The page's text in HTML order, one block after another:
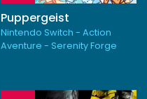
Puppergeist
Nintendo Switch - Action
Aventure - Serenity Forge